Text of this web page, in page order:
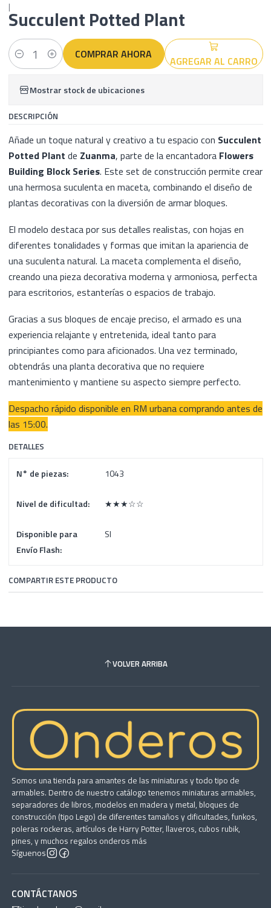
|Succulent Potted Plant
Cantidad AGREGAR AL CARRO
COMPRAR AHORA
Mostrar stock de ubicaciones
DESCRIPCIÓN
Añade un toque natural y creativo a tu espacio con Succulent
Potted Plant de Zuanma, parte de la encantadora Flowers
Building Block Series. Este set de construcción permite crear
una hermosa suculenta en maceta, combinando el diseño de
plantas decorativas con la diversión de armar bloques.
El modelo destaca por sus detalles realistas, con hojas en
diferentes tonalidades y formas que imitan la apariencia de
una suculenta natural. La maceta complementa el diseño,
creando una pieza decorativa moderna y armoniosa, perfecta
para escritorios, estanterías o espacios de trabajo.
Gracias a sus bloques de encaje preciso, el armado es una
experiencia relajante y entretenida, ideal tanto para
principiantes como para aficionados. Una vez terminado,
obtendrás una planta decorativa que no requiere
mantenimiento y mantiene su aspecto siempre perfecto.
Despacho rápido disponible en RM urbana comprando antes de
las 15:00.
DETALLES
N° de piezas: 1043
Nivel de dificultad: ★★★☆☆
Disponible para
Envío Flash:
SI
COMPARTIR ESTE PRODUCTO
VOLVER ARRIBA
Somos una tienda para amantes de las miniaturas y todo tipo de
armables. Dentro de nuestro catálogo tenemos miniaturas armables,
separadores de libros, modelos en madera y metal, bloques de
construcción (tipo Lego) de diferentes tamaños y dificultades, funkos,
poleras rockeras, artículos de Harry Potter, llaveros, cubos rubik,
pines, y muchos regalos onderos más
Síguenos
CONTÁCTANOS